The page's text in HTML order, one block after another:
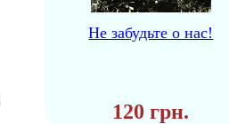
Не забудьте о нас!
120 грн.